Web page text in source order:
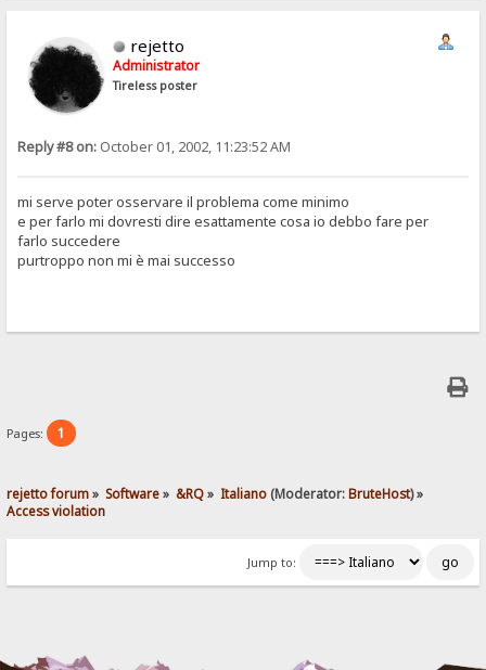
rejetto
Administrator
Tireless poster
Reply #8 on: October 01, 2002, 11:23:52 AM
mi serve poter osservare il problema come minimo
e per farlo mi dovresti dire esattamente cosa io debbo fare per
farlo succedere
purtroppo non mi è mai successo
Pages: 1
rejetto forum» Software» &RQ» Italiano (Moderator:BruteHost) »
Access violation
Jump to: